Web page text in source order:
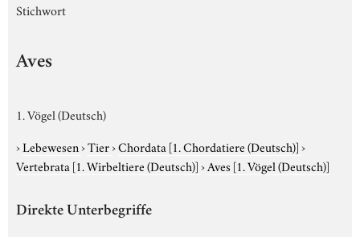
Stichwort
Aves
1. Vögel (Deutsch)
›Lebewesen›Tier›Chordata [1. Chordatiere (Deutsch)]›
Vertebrata [1. Wirbeltiere (Deutsch)]›Aves [1. Vögel (Deutsch)]
Direkte Unterbegriffe